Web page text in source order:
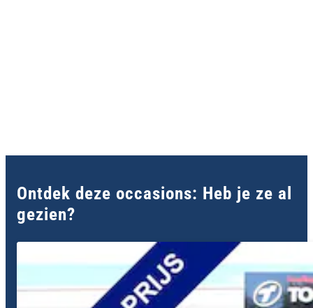
Ontdek deze occasions: Heb je ze al
gezien?